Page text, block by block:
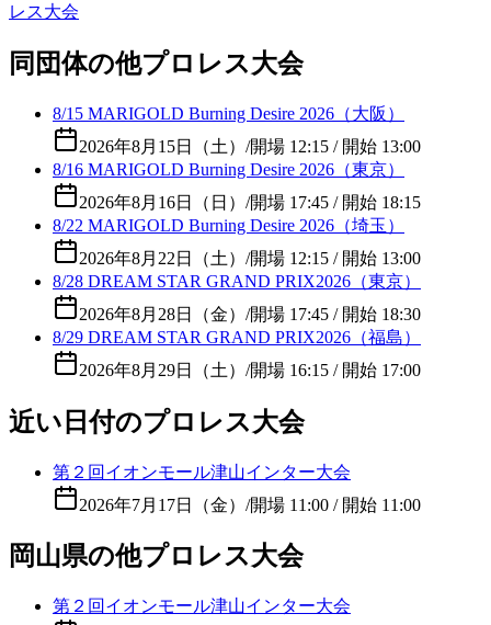
レス大会
同団体の他プロレス大会
8/15 MARIGOLD Burning Desire 2026（大阪）
2026年8月15日（土） /開場 12:15 / 開始 13:00
8/16 MARIGOLD Burning Desire 2026（東京）
2026年8月16日（日） /開場 17:45 / 開始 18:15
8/22 MARIGOLD Burning Desire 2026（埼玉）
2026年8月22日（土） /開場 12:15 / 開始 13:00
8/28 DREAM STAR GRAND PRIX2026（東京）
2026年8月28日（金） /開場 17:45 / 開始 18:30
8/29 DREAM STAR GRAND PRIX2026（福島）
2026年8月29日（土） /開場 16:15 / 開始 17:00
近い日付のプロレス大会
第２回イオンモール津山インター大会
2026年7月17日（金） /開場 11:00 / 開始 11:00
岡山県の他プロレス大会
第２回イオンモール津山インター大会